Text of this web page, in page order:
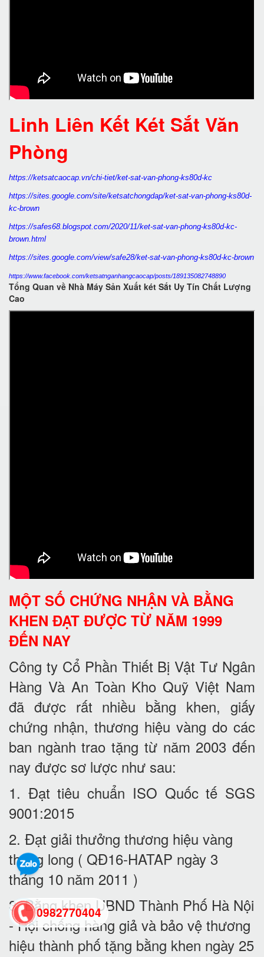
Linh Liên Kết Két Sắt Văn
Phòng
https://ketsatcaocap.vn/chi-tiet/ket-sat-van-phong-ks80d-kc
https://sites.google.com/site/ketsatchongdap/ket-sat-van-phong-ks80d-
kc-brown
https://safes68.blogspot.com/2020/11/ket-sat-van-phong-ks80d-kc-
brown.html
https://sites.google.com/view/safe28/ket-sat-van-phong-ks80d-kc-brown
https://www.facebook.com/ketsatnganhangcaocap/posts/189135082748890
Tổng Quan về Nhà Máy Sản Xuất két Sắt Uy Tín Chất Lượng
Cao
MỘT SỐ CHỨNG NHẬN VÀ BẰNG
KHEN ĐẠT ĐƯỢC TỪ NĂM 1999
ĐẾN NAY
Công ty Cổ Phần Thiết Bị Vật Tư Ngân
Hàng Và An Toàn Kho Quỹ Việt Nam
đã được rất nhiều bằng khen, giấy
chứng nhận, thương hiệu vàng do các
ban ngành trao tặng từ năm 2003 đến
nay được sơ lược như sau:
1. Đạt tiêu chuẩn ISO Quốc tế SGS
9001:2015
2. Đạt giải thưởng thương hiệu vàng
thăng long ( QĐ16-HATAP ngày 3
tháng 10 năm 2011 )
3. Bằng khen UBND Thành Phố Hà Nội
- Hội chống hàng giả và bảo vệ thương
hiệu thành phố tặng bằng khen ngày 25
0982770404
back